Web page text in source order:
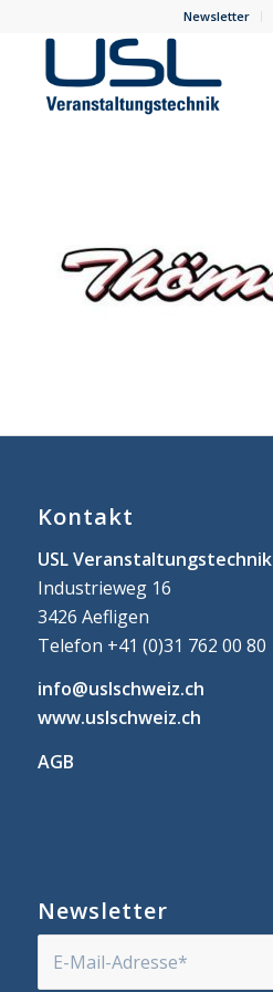
Newsletter
Kontakt
USL Veranstaltungstechnik
Industrieweg 16
3426 Aefligen
Telefon +41 (0)31 762 00 80
info@uslschweiz.ch
www.uslschweiz.ch
AGB
Newsletter